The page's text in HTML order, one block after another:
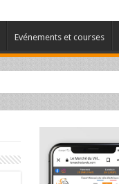
Evénements et courses